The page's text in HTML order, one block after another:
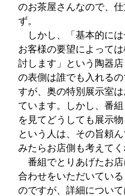
のお茶屋さんなので、
ず。
しかし、「基本的に
お客様の要望によって
討します」という陶器
の表側は誰でも入れる
すが、奥の特別展示室
ています。しかし、番組
を見てどうしても展示
という人は、その旨頼
みたらお店側も考えてく
番組でとりあげたお
合わせをいただいている
のですが、詳細につい